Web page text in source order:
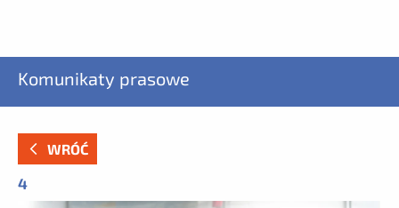
Komunikaty prasowe
WRÓĆ
4